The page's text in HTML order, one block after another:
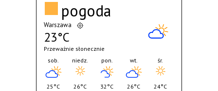
pogoda
Warszawa
23°C
Przeważnie słonecznie
sob.
25°C
niedz.
26°C
pon.
32°C
wt.
26°C
śr.
24°C